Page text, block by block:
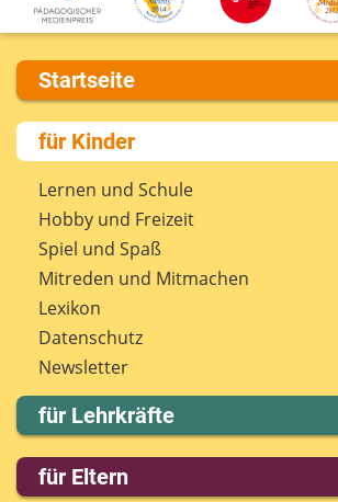
Startseite
Über uns
Presse
Kontakt
Impressum
Internet-ABC Sitemap
Barrierefreiheit
Länderprojekte
für Kinder
Lernen und Schule
Hobby und Freizeit
Spiel und Spaß
Mitreden und Mitmachen
Lexikon
Datenschutz
Newsletter
für Lehrkräfte
Lernmodule
Unterrichts­materialien
für Eltern